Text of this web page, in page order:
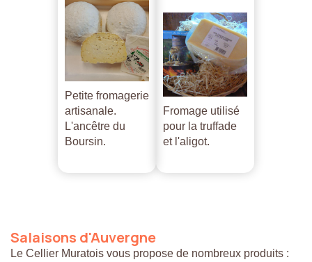
Petite fromagerie
artisanale.
L'ancêtre du
Boursin.
Fromage utilisé
pour la truffade
et l'aligot.
Salaisons d'Auvergne
Le Cellier Muratois vous propose de nombreux produits :